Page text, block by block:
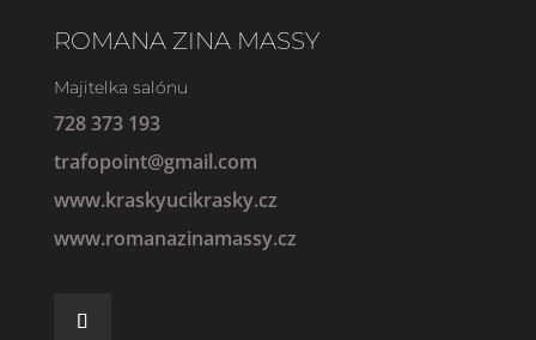
ROMANA ZINA MASSY
Majitelka salónu
728 373 193
trafopoint@gmail.com
www.kraskyucikrasky.cz
www.romanazinamassy.cz